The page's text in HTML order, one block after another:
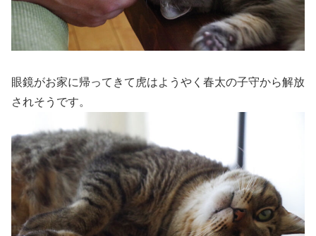
眼鏡がお家に帰ってきて虎はようやく春太の子守から解放
されそうです。